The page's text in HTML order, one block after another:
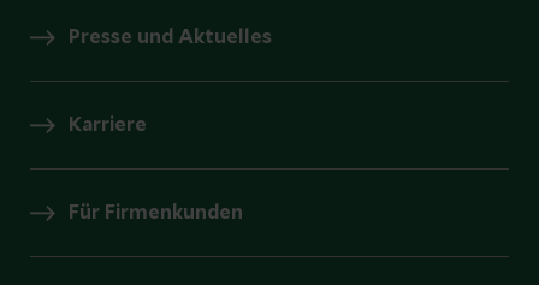
Presse und Aktuelles
Karriere
Für Firmenkunden